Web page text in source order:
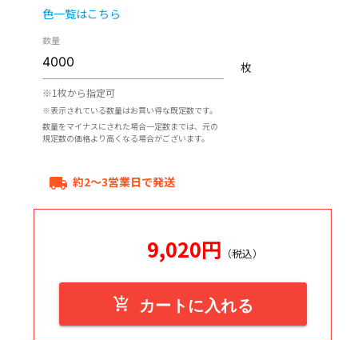
色一覧はこちら
数量
※1枚から指定可
※表示されている数量はお買い得な既定数です。
数量をマイナスにされた場合一定数までは、元の
規定数の価格より高くなる場合がございます。
枚
local_shipping 約2～3営業日で発送
9,020円 （税込）
add_shopping_cart カートに入れる